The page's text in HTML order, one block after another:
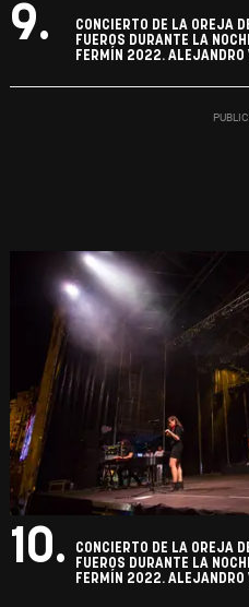
9.
CONCIERTO DE LA OREJA
FUEROS DURANTE LA
FERMÍN 2022. ALEJANDRO
10.
CONCIERTO DE LA OREJA
FUEROS DURANTE LA
FERMÍN 2022. ALEJANDRO